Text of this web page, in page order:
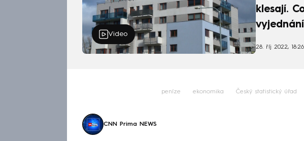
Video
klesají.
28. říj 2022, 18:26
peníze ekonomika Český statistický úřad
CNN Prima NEWS